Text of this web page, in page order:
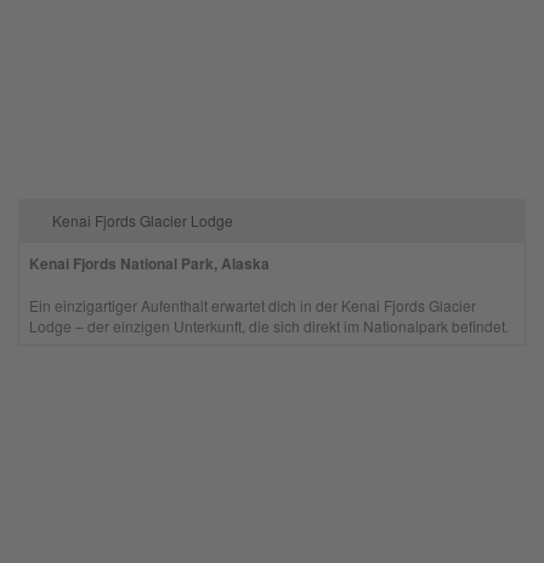
Kenai Fjords Glacier Lodge
Kenai Fjords National Park, Alaska
Ein einzigartiger Aufenthalt erwartet dich in der Kenai Fjords Glacier
Lodge – der einzigen Unterkunft, die sich direkt im Nationalpark befindet.